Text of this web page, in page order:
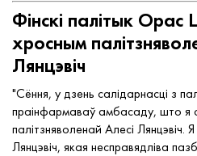
Фінскі палітык
хросным
Лянцэвіч
"Сёння, у дзень салідарнасці з
праінфармаваў амбасаду, што я
палітзняволенай Алесі
Лянцэвіч, якая несправядліва